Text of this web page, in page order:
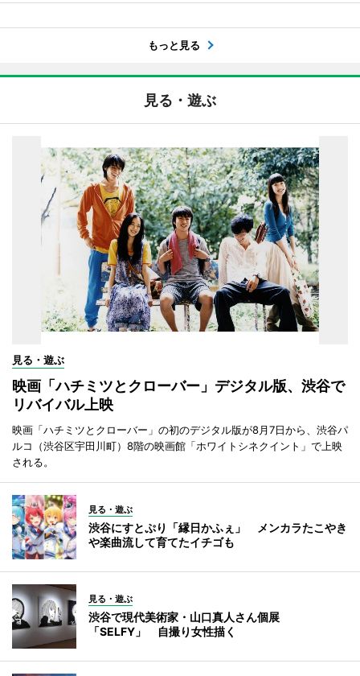
もっと見る
見る・遊ぶ
見る・遊ぶ
映画「ハチミツとクローバー」デジタル版、渋谷で
リバイバル上映
映画「ハチミツとクローバー」の初のデジタル版が8月7日から、渋谷パ
ルコ（渋谷区宇田川町）8階の映画館「ホワイトシネクイント」で上映
される。
見る・遊ぶ
渋谷にすとぷり「縁日かふぇ」 メンカラたこやき
や楽曲流して育てたイチゴも
見る・遊ぶ
渋谷で現代美術家・山口真人さん個展
「SELFY」 自撮り女性描く